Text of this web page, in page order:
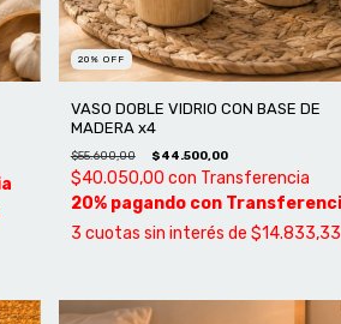
20 % OFF
VASO DOBLE VIDRIO CON BASE DE
MADERA x4
$55.600,00 $44.500,00
$40.050,00 con Transferencia
3 cuotas sin interés de $14.833,33